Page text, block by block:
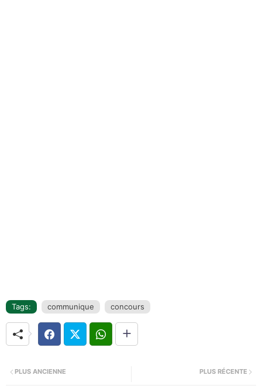
Tags: communique concours
PLUS RÉCENTE
PLUS ANCIENNE